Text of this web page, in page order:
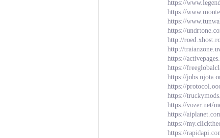
https://
https://
https://
https://
http://
http://
https://
https://
https://
https://
https://
https://vozer.net/
https://
https://
https://